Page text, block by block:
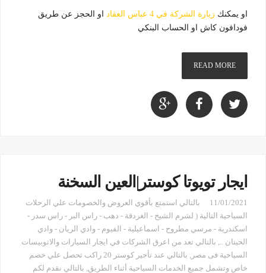
او يمكنك زيارة الشركة في 4 عباس العقاد
او الحجز عن طريق
فودافون كاش او الحساب البنكي
READ MORE
ايجار تويوتا كوستر|العين السخنة
11/01/2021
بالتالي استمتع بأقوي العروض والخصومات علي الرحلات
السياحية التالية ( لشرم الشيخ - الغردقة - دهب - راس البر - راس سدر -
اسكندرية - مرسي مطروح - اسماعيلية - الفيوم - وادي الريان - وادي
الحيتان .., بالتالي تعد من اعرق الشركات في ايجار السيارات والاتوبيسات
السياحية فى مصر ,
بالتالي عند تأجير كوستر 20 راكب تحصل علي خصم
خاص وتشمل جميع الخدمات السياحية أثناء الطريق, بالتالي نقدم لكم